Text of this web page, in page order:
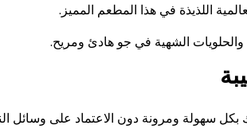
اللذيذة في هذا المطعم المميز.
والحلويات الشهية في جو هادئ ومريح.
سهولة ومرونة دون الاعتماد على وسائل